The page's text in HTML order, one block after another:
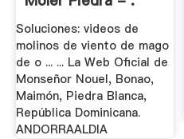
Soluciones: videos de
molinos de viento de mago
de o ... ... La Web Oficial de
Monseñor Nouel, Bonao,
Maimón, Piedra Blanca,
República Dominicana.
ANDORRAALDIA